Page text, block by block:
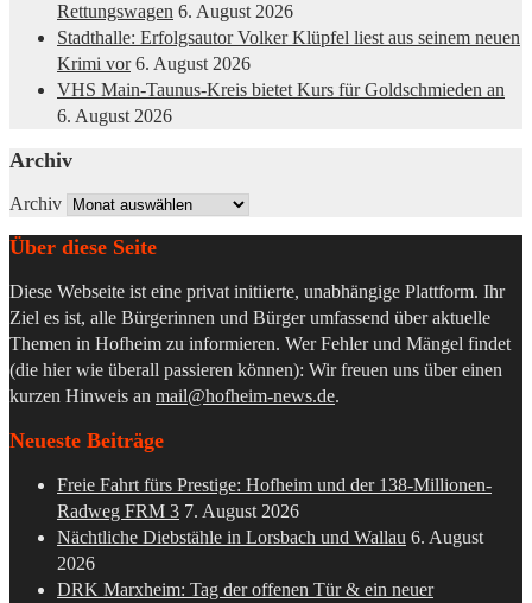
Rettungswagen 6. August 2026
Stadthalle: Erfolgsautor Volker Klüpfel liest aus seinem neuen
Krimi vor 6. August 2026
VHS Main-Taunus-Kreis bietet Kurs für Goldschmieden an
6. August 2026
Archiv
Archiv
Über diese Seite
Diese Webseite ist eine privat initiierte, unabhängige Plattform. Ihr
Ziel es ist, alle Bürgerinnen und Bürger umfassend über aktuelle
Themen in Hofheim zu informieren. Wer Fehler und Mängel findet
(die hier wie überall passieren können): Wir freuen uns über einen
kurzen Hinweis an mail@hofheim-news.de.
Neueste Beiträge
Freie Fahrt fürs Prestige: Hofheim und der 138-Millionen-
Radweg FRM 3 7. August 2026
Nächtliche Diebstähle in Lorsbach und Wallau 6. August
2026
DRK Marxheim: Tag der offenen Tür & ein neuer